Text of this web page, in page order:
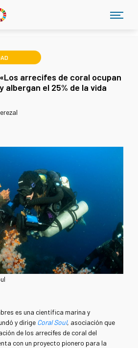
arrecifes de coral ocupan
albergan el 25% de la vida
es una científica marina y
y dirige Coral Soul, asociación que
de los arrecifes de coral del
con un proyecto pionero para la